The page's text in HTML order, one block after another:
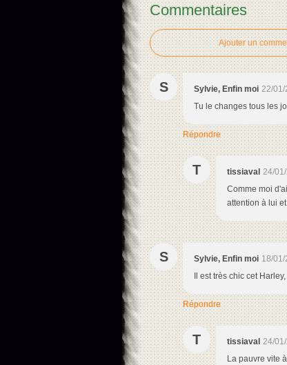
Commentaires
Ajouter un
S Sylvie, Enfin moi 22/01/
Tu le changes tous les
Répondre
T tissiaval 24/
Comme moi
attention à lui
S Sylvie, Enfin moi 18/
Il est très chic cet
Répondre
T tissiaval 24/
La pauvre vite